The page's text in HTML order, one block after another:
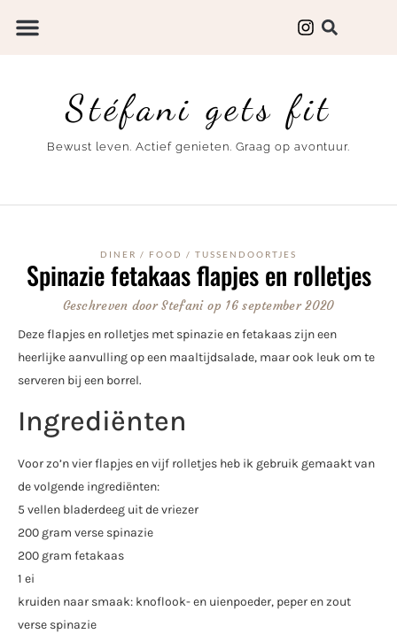
Stéfani gets fit
Bewust leven. Actief genieten. Graag op avontuur.
DINER / FOOD / TUSSENDOORTJES
Spinazie fetakaas flapjes en rolletjes
Geschreven doorStefani op 16 september 2020
Deze flapjes en rolletjes met spinazie en fetakaas zijn een
heerlijke aanvulling op een maaltijdsalade, maar ook leuk om te
serveren bij een borrel.
Ingrediënten
Voor zo’n vier flapjes en vijf rolletjes heb ik gebruik gemaakt van
de volgende ingrediënten:
5 vellen bladerdeeg uit de vriezer
200 gram verse spinazie
200 gram fetakaas
1 ei
kruiden naar smaak: knoflook- en uienpoeder, peper en zout
verse spinazie